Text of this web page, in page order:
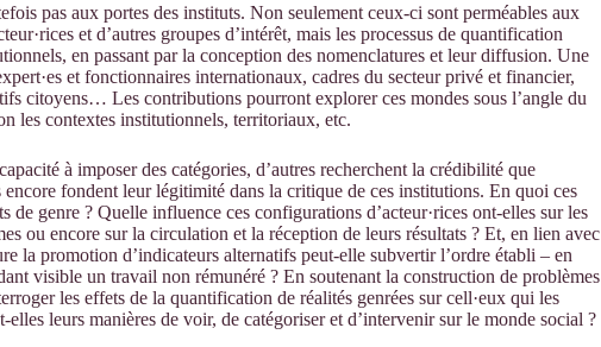
pas aux portes des instituts. Non seulement ceux-ci sont perméables aux
et d’autres groupes d’intérêt, mais les processus de quantification
en passant par la conception des nomenclatures et leur diffusion. Une
et fonctionnaires internationaux, cadres du secteur privé et financier,
citoyens… Les contributions pourront explorer ces mondes sous l’angle du
les contextes institutionnels, territoriaux, etc.
à imposer des catégories, d’autres recherchent la crédibilité que
encore fondent leur légitimité dans la critique de ces institutions. En quoi ces
de genre ? Quelle influence ces configurations d’acteur·rices ont-elles sur les
ou encore sur la circulation et la réception de leurs résultats ? Et, en lien avec
la promotion d’indicateurs alternatifs peut-elle subvertir l’ordre établi – en
visible un travail non rémunéré ? En soutenant la construction de problèmes
les effets de la quantification de réalités genrées sur cell·eux qui les
leurs manières de voir, de catégoriser et d’intervenir sur le monde social ?